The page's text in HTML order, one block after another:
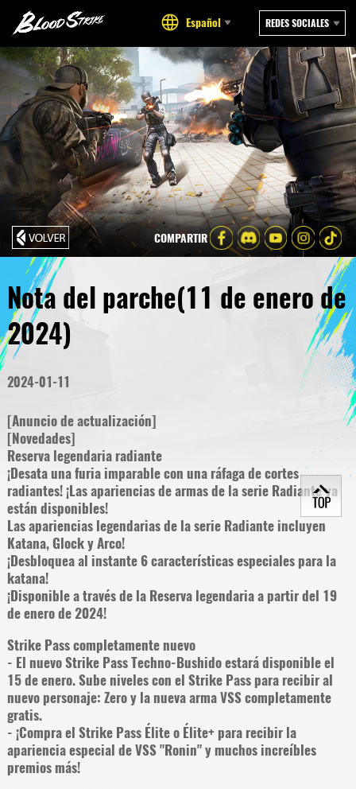
Español REDES SOCIALES
COMPARTIR
Nota del parche(11 de enero de
2024)
2024-01-11
[Anuncio de actualización]
[Novedades]
Reserva legendaria radiante
¡Desata una furia imparable con una ráfaga de cortes
radiantes! ¡Las apariencias de armas de la serie Radiante ya
están disponibles!
Las apariencias legendarias de la serie Radiante incluyen
Katana, Glock y Arco!
¡Desbloquea al instante 6 características especiales para la
katana!
¡Disponible a través de la Reserva legendaria a partir del 19
de enero de 2024!
Strike Pass completamente nuevo
- El nuevo Strike Pass Techno-Bushido estará disponible el
15 de enero. Sube niveles con el Strike Pass para recibir al
nuevo personaje: Zero y la nueva arma VSS completamente
gratis.
- ¡Compra el Strike Pass Élite o Élite+ para recibir la
apariencia especial de VSS "Ronin" y muchos increíbles
premios más!